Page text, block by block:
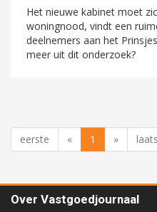
Het nieuwe kabinet moet
woningnood, vindt een
deelnemers aan het
meer uit dit onderzoek?
eerste « 1 »
Over Vastgoedjournaal